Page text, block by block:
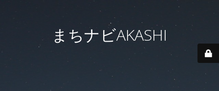
まちナビAKASHI